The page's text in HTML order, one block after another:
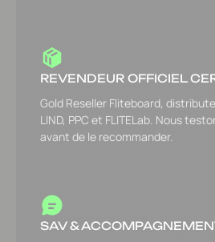
REVENDEUR OFFICIEL
Gold Reseller Fliteboard,
LIND, PPC et FLITELab. Nous
avant de le recommander.
SAV &